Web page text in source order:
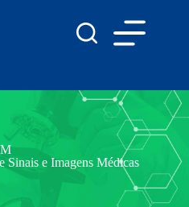
Sinais e Imagens Médicas